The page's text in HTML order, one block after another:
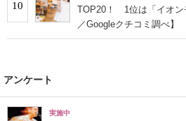
10
TOP20！ 1位は「イオン
／Googleクチコミ調べ】
アンケート
実施中